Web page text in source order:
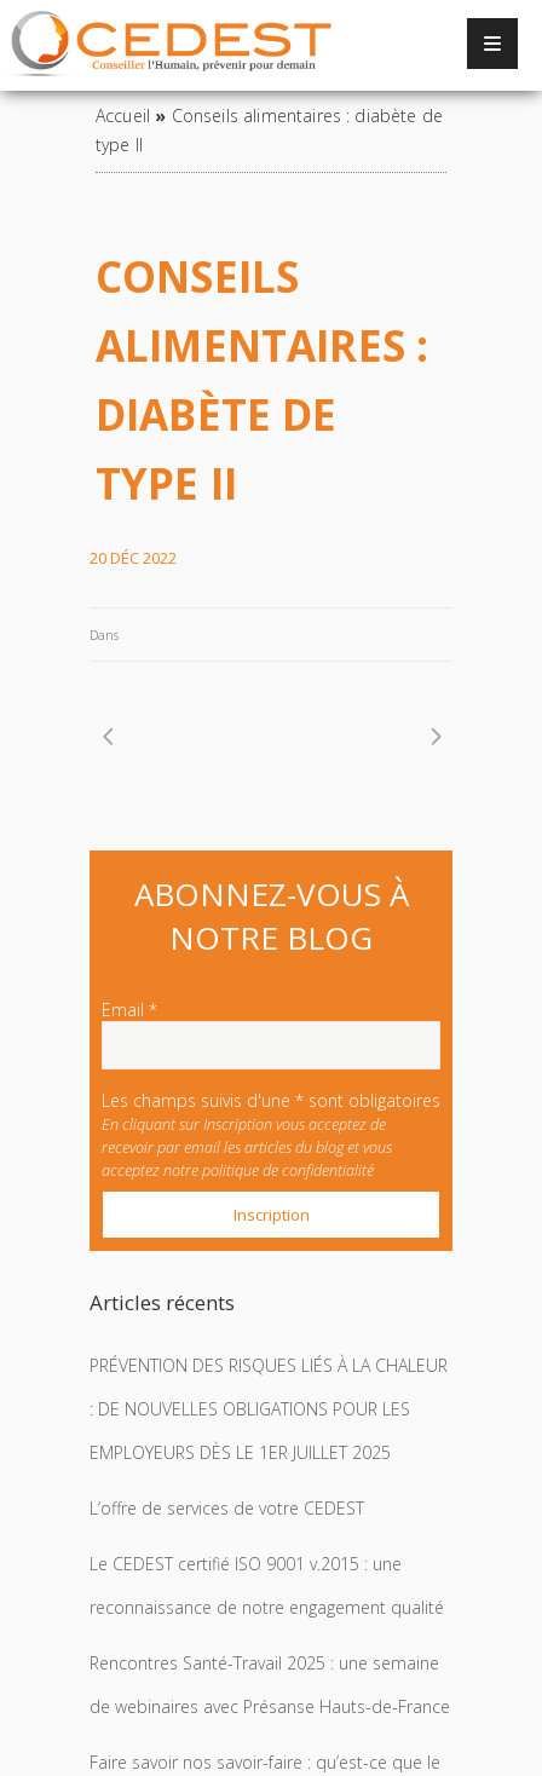
Accueil » Conseils alimentaires : diabète de
type II
CONSEILS
ALIMENTAIRES :
DIABÈTE DE
TYPE II
20 DÉC 2022
Dans
ABONNEZ-VOUS À
NOTRE BLOG
Email *
Les champs suivis d'une * sont obligatoires
En cliquant sur Inscription vous acceptez de
recevoir par email les articles du blog et vous
acceptez notre politique de confidentialité
Articles récents
PRÉVENTION DES RISQUES LIÉS À LA CHALEUR
: DE NOUVELLES OBLIGATIONS POUR LES
EMPLOYEURS DÈS LE 1ER JUILLET 2025
L’offre de services de votre CEDEST
Le CEDEST certifié ISO 9001 v.2015 : une
reconnaissance de notre engagement qualité
Rencontres Santé-Travail 2025 : une semaine
de webinaires avec Présanse Hauts-de-France
Faire savoir nos savoir-faire : qu’est-ce que le
Panneau de gestion des cookies